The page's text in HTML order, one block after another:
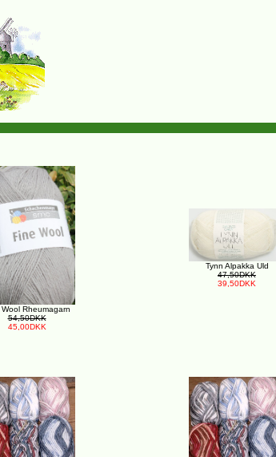
Wool Rheumagarn
54,50DKK
45,00DKK
Tynn Alpakka Uld
47,50DKK
39,50DKK